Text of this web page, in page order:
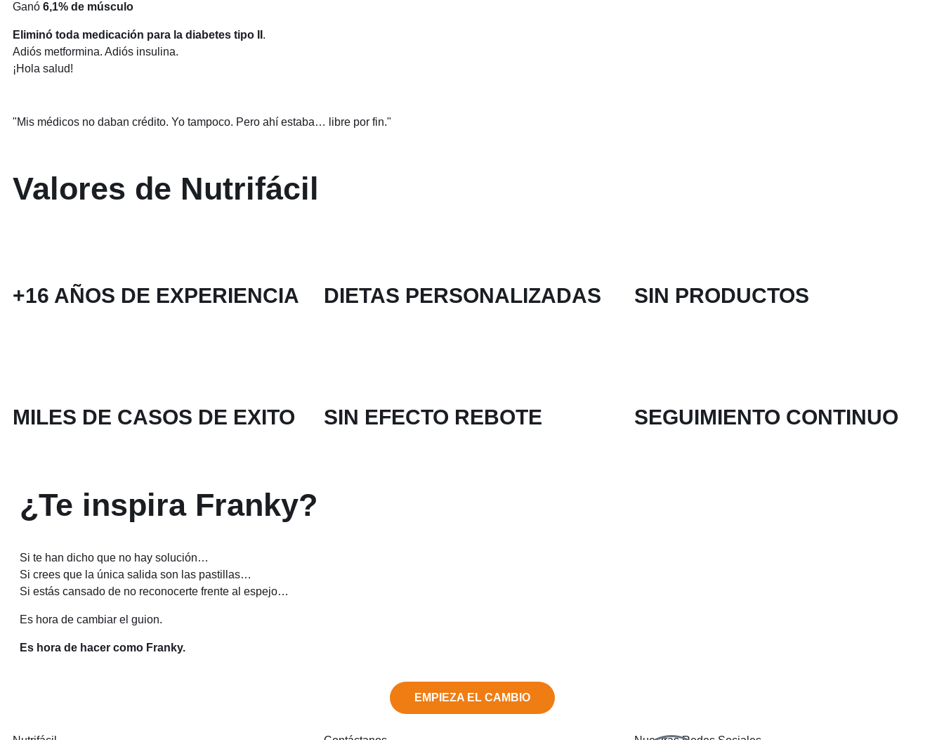
Ganó 6,1% de músculo
Eliminó toda medicación para la diabetes tipo II .
Adiós metformina. Adiós insulina.
¡Hola salud!
"Mis médicos no daban crédito. Yo tampoco. Pero ahí estaba… libre por fin."
Valores de Nutrifácil
+16 AÑOS DE EXPERIENCIA DIETAS PERSONALIZADAS SIN PRODUCTOS
MILES DE CASOS DE EXITO SIN EFECTO REBOTE SEGUIMIENTO CONTINUO
¿Te inspira Franky?
Si te han dicho que no hay solución…
Si crees que la única salida son las pastillas…
Si estás cansado de no reconocerte frente al espejo…
Es hora de cambiar el guion.
Es hora de hacer como Franky.
EMPIEZA EL CAMBIO